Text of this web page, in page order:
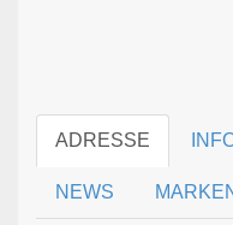
ADRESSE
NEWS